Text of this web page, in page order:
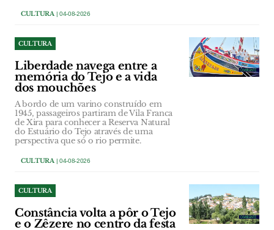
CULTURA| 04-08-2026
CULTURA
Liberdade navega entre a
memória do Tejo e a vida
dos mouchões
A bordo de um varino construído em
1945, passageiros partiram de Vila Franca
de Xira para conhecer a Reserva Natural
do Estuário do Tejo através de uma
perspectiva que só o rio permite.
CULTURA| 04-08-2026
CULTURA
Constância volta a pôr o Tejo
e o Zêzere no centro da festa